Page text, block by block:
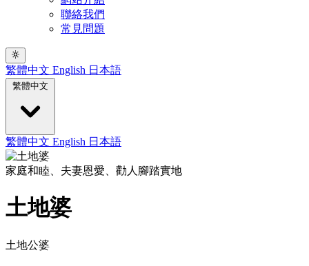
聯絡我們
常見問題
繁體中文 English 日本語
繁體中文
繁體中文 English 日本語
家庭和睦、夫妻恩愛、勸人腳踏實地
土地婆
土地公婆